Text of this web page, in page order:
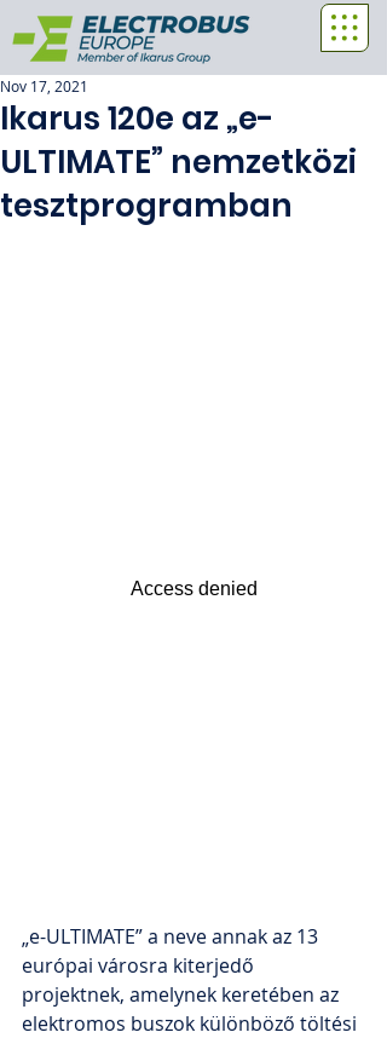
Ikarus 120e az „e-
ULTIMATE” nemzetközi
tesztprogramban
Nov 17, 2021
„e-ULTIMATE” a neve annak az 13
európai városra kiterjedő
projektnek, amelynek keretében az
elektromos buszok különböző töltési